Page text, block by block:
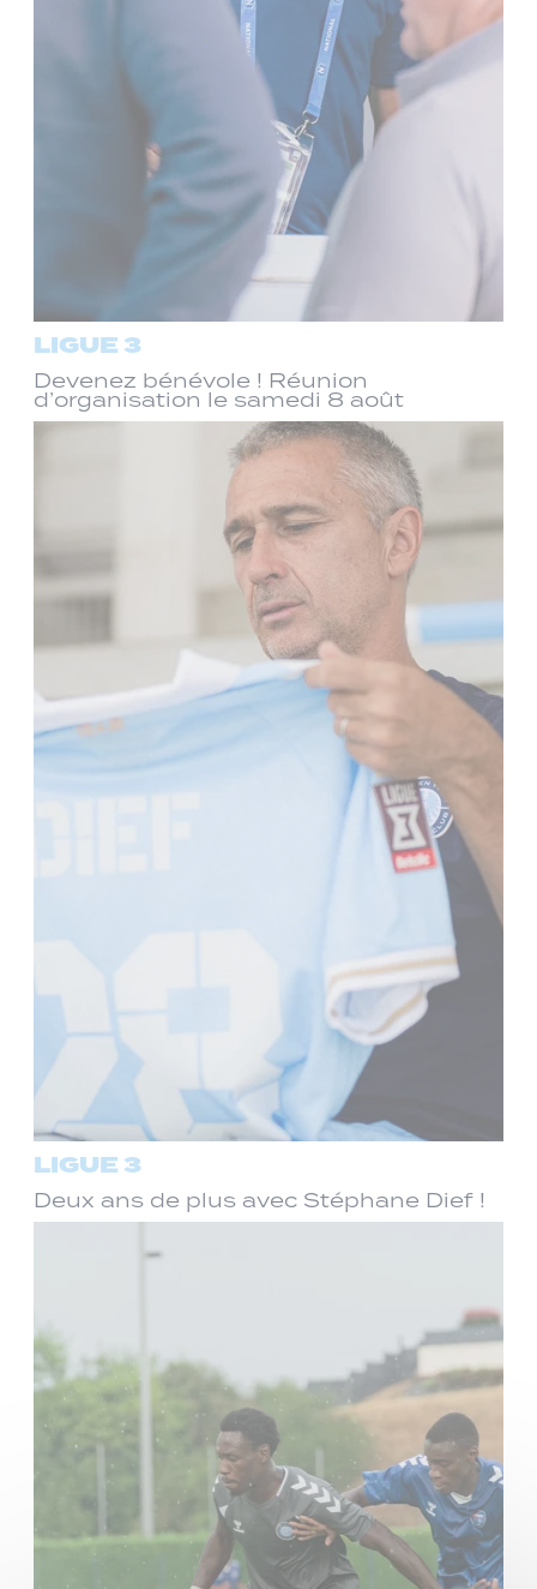
LIGUE 3
Devenez bénévole ! Réunion
d’organisation le samedi 8 août
LIGUE 3
Deux ans de plus avec Stéphane Dief !